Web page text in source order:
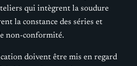
qui intègrent la soudure
la constance des séries et
non-conformité.
doivent être mis en regard